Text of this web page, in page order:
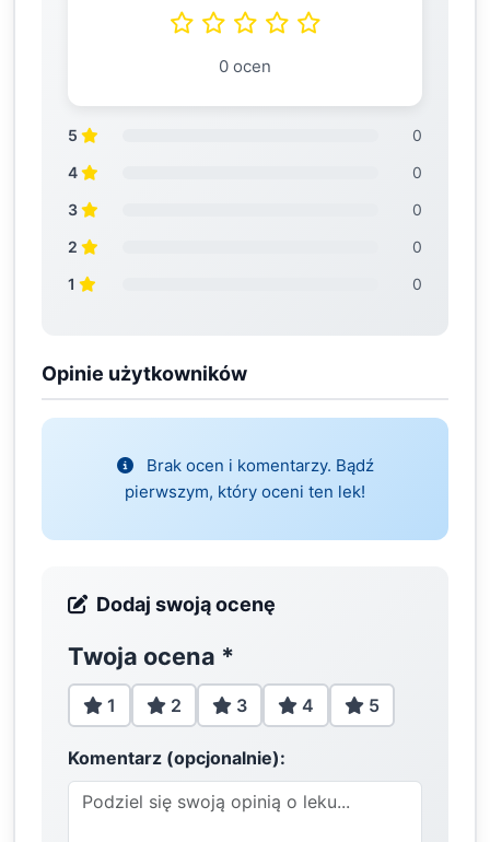
0 ocen
5
0
4
0
3
0
2
0
1
0
Opinie użytkowników
Brak ocen i komentarzy. Bądź
pierwszym, który oceni ten lek!
Dodaj swoją ocenę
Twoja ocena *
1 2 3 4 5
Komentarz (opcjonalnie):